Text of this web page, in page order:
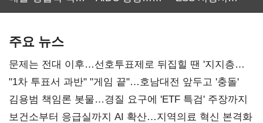
주요 뉴스
문제는 전대 이후…선호투표제로 뒤집힐 땐 '지지층
불복'
"1차 투표서 과반" "게임 끝"…호남대전 앞두고 '충돌'
김용범 책임론 봇물…경질 요구에 'ETF 특검' 주장까지
보건소부터 응급실까지 AI 확산…지역의료 혁신 본격화